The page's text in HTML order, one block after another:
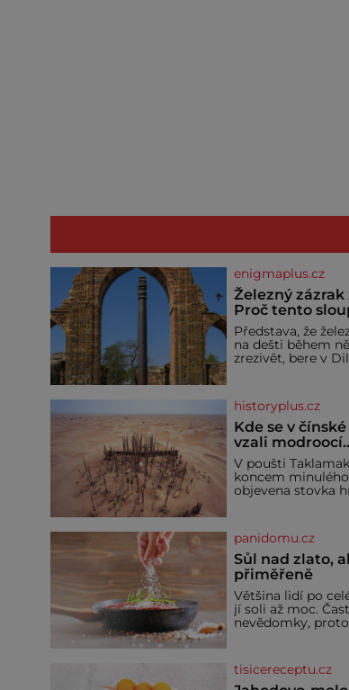
enigmaplus.cz
Železný zázrak
Proč tento
600 let nezná
Představa, že
na dešti během
zrezivět, bere v
vysoký železný
už přibližně 1 600
odolává počasí
historyplus.cz
Kde se v
vzali modroocí
blonďáci?
V poušti
koncem
objevena stovka
byli pohřbeni s
četnými milodary.
nejvíc přitom
hrob tříměsíčního
chlapečka s
filcovou čapkou, z
draly blonďaté vlásky.
že jsou těla
klimatickým
Sucho, prosolené
panidomu.cz
Sůl nad zlato,
přiměřeně
Většina lidí po
jí soli až moc.
nevědomky,
vyráběných
dokonce i těch
tisicereceptu.cz